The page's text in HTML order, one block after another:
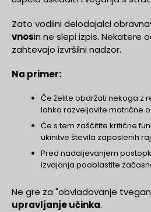
Zato vodilni delodajalci
vnosin ne slepi izpis. Nekatere
zahtevajo izvršilni nadzor.
Na primer:
Če želite obdržati nekoga z
lahko razveljavite matrične
Če s tem zaščitite kritične
ukinitve števila zaposlenih
Pred nadaljevanjem
izvajanja pooblastite
Ne gre za "obvladovanje
upravljanje učinka.